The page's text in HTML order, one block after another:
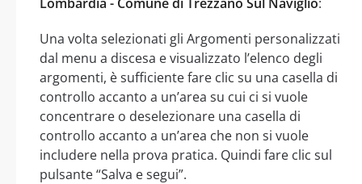
Una volta selezionati gli Argomenti personalizzati
dal menu a discesa e visualizzato l’elenco degli
argomenti, è sufficiente fare clic su una casella di
controllo accanto a un’area su cui ci si vuole
concentrare o deselezionare una casella di
controllo accanto a un’area che non si vuole
includere nella prova pratica. Quindi fare clic sul
pulsante “Salva e segui”.